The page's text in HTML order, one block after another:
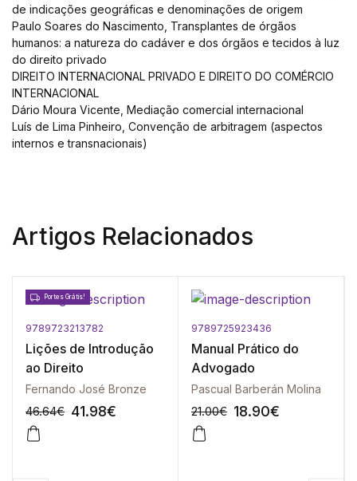
de indicações geográficas e denominações de origem
Paulo Soares do Nascimento, Transplantes de órgãos
humanos: a natureza do cadáver e dos órgãos e tecidos à luz
do direito privado
DIREITO INTERNACIONAL PRIVADO E DIREITO DO COMÉRCIO
INTERNACIONAL
Dário Moura Vicente, Mediação comercial internacional
Luís de Lima Pinheiro, Convenção de arbitragem (aspectos
internos e transnacionais)
Artigos Relacionados
Portes Grátis!
9789723213782
Lições de Introdução
ao Direito
Fernando José Bronze
46.64€ 41.98€
9789725923436
Manual Prático do
Advogado
Pascual Barberán Molina
21.00€ 18.90€